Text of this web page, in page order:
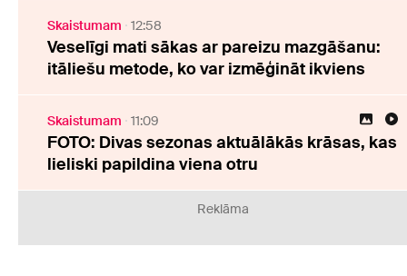
Skaistumam 12:58
Veselīgi mati sākas ar pareizu mazgāšanu:
itāliešu metode, ko var izmēģināt ikviens
Skaistumam 11:09
FOTO: Divas sezonas aktuālākās krāsas, kas
lieliski papildina viena otru
Reklāma